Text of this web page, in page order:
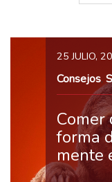
25 JULIO,
Consejos,
Comer
forma
mente